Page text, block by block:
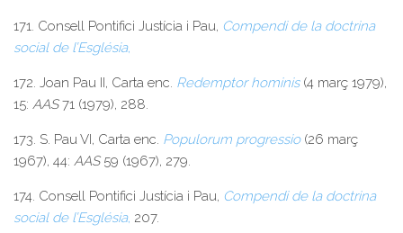
171. Consell Pontifici Justícia i Pau, Compendi de la doctrina
social de l’Església,
172. Joan Pau II, Carta enc. Redemptor hominis(4 març 1979),
15: AAS71 (1979), 288.
173. S. Pau VI, Carta enc. Populorum progressio(26 març
1967), 44: AAS59 (1967), 279.
174. Consell Pontifici Justícia i Pau, Compendi de la doctrina
social de l’Església, 207.